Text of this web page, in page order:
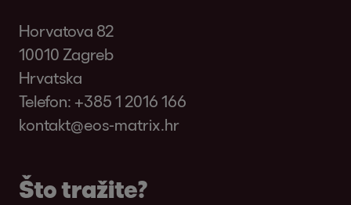
Horvatova 82
10010 Zagreb
Hrvatska
Telefon: +385 1 2016 166
kontakt@eos-matrix.hr
Što tražite?